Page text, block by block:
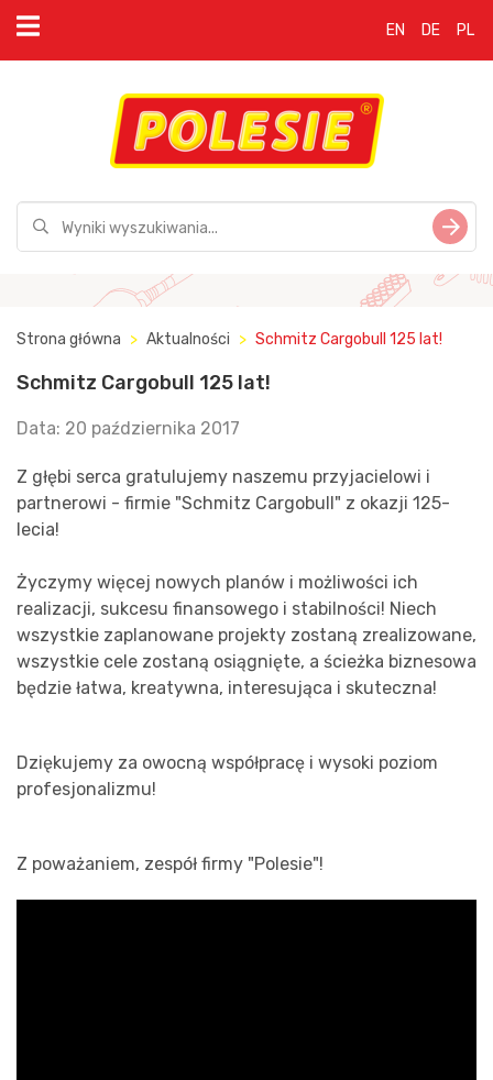
EN DE PL
Strona główna Aktualności Schmitz Cargobull 125 lat!
Schmitz Cargobull 125 lat!
Data: 20 października 2017
Z głębi serca gratulujemy naszemu przyjacielowi i
partnerowi - firmie "Schmitz Cargobull" z okazji 125-
lecia!
Życzymy więcej nowych planów i możliwości ich
realizacji, sukcesu finansowego i stabilności! Niech
wszystkie zaplanowane projekty zostaną zrealizowane,
wszystkie cele zostaną osiągnięte, a ścieżka biznesowa
będzie łatwa, kreatywna, interesująca i skuteczna!
Dziękujemy za owocną współpracę i wysoki poziom
profesjonalizmu!
Z poważaniem, zespół firmy "Polesie"!